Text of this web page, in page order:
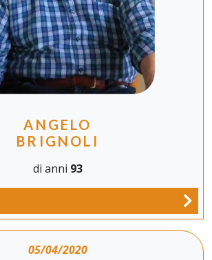
ANGELO
BRIGNOLI
di anni 93
05/04/2020